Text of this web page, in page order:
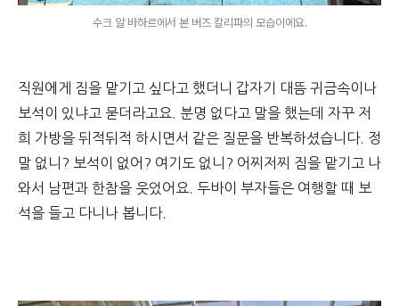
수크 알 바하르에서 본 버즈 칼리파의 모습이에요.
직원에게 짐을 맡기고 싶다고 했더니 갑자기 대뜸 귀금속이나
보석이 있냐고 묻더라고요. 분명 없다고 말을 했는데 자꾸 저
희 가방을 뒤적뒤적 하시면서 같은 질문을 반복하셨습니다. 정
말 없니? 보석이 없어? 여기도 없니? 어찌저찌 짐을 맡기고 나
와서 남편과 한참을 웃었어요. 두바이 부자들은 여행할 때 보
석을 들고 다니나 봅니다.